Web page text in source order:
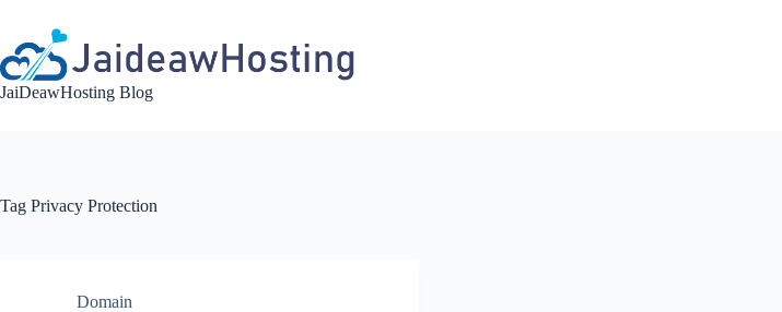
content
JaiDeawHosting Blog
Tag Privacy Protection
Domain